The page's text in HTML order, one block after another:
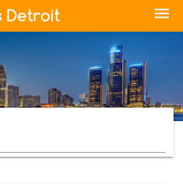
menu